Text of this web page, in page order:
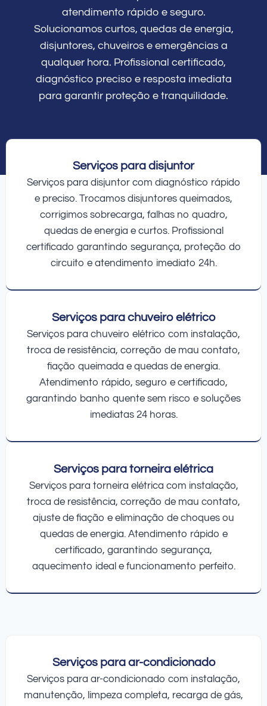
atendimento rápido e seguro.
Solucionamos curtos, quedas de energia,
disjuntores, chuveiros e emergências a
qualquer hora. Profissional certificado,
diagnóstico preciso e resposta imediata
para garantir proteção e tranquilidade.
Serviços para disjuntor
Serviços para disjuntor com diagnóstico rápido
e preciso. Trocamos disjuntores queimados,
corrigimos sobrecarga, falhas no quadro,
quedas de energia e curtos. Profissional
certificado garantindo segurança, proteção do
circuito e atendimento imediato 24h.
Serviços para chuveiro elétrico
Serviços para chuveiro elétrico com instalação,
troca de resistência, correção de mau contato,
fiação queimada e quedas de energia.
Atendimento rápido, seguro e certificado,
garantindo banho quente sem risco e soluções
imediatas 24 horas.
Serviços para torneira elétrica
Serviços para torneira elétrica com instalação,
troca de resistência, correção de mau contato,
ajuste de fiação e eliminação de choques ou
quedas de energia. Atendimento rápido e
certificado, garantindo segurança,
aquecimento ideal e funcionamento perfeito.
Serviços para ar-condicionado
Serviços para ar-condicionado com instalação,
manutenção, limpeza completa, recarga de gás,